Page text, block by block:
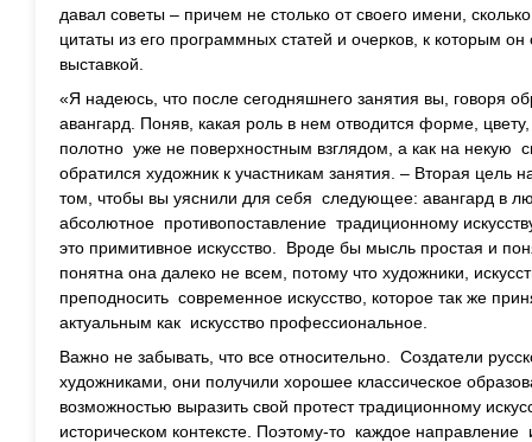
давал советы – причем не столько от своего имени,
цитаты из его программных статей и очерков, к которым
выставкой.
«Я надеюсь, что после сегодняшнего занятия вы, говоря
авангард. Поняв, какая роль в нем отводится форме,
полотно уже не поверхностным взглядом, а как на некую
обратился художник к участникам занятия. – Вторая цель
том, чтобы вы уяснили для себя следующее: авангард в
абсолютное противопоставление традиционному
это примитивное искусство. Вроде бы мысль простая и
понятна она далеко не всем, потому что художники,
преподносить современное искусство, которое так же
актуальным как искусство профессиональное.
Важно не забывать, что все относительно. Создатели
художниками, они получили хорошее классическое
возможностью выразить свой протест традиционному
историческом контексте. Поэтому-то каждое